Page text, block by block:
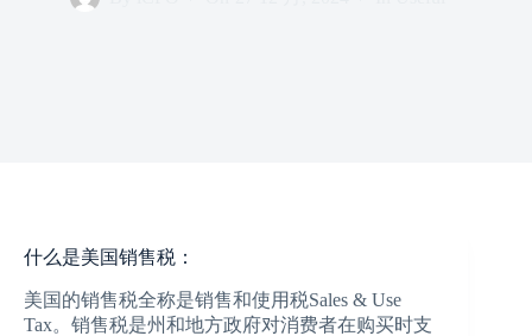
什么是美国销售税：
美国的销售税全称是销售和使用税Sales & Use
Tax。销售税是州和地方政府对消费者在购买时支